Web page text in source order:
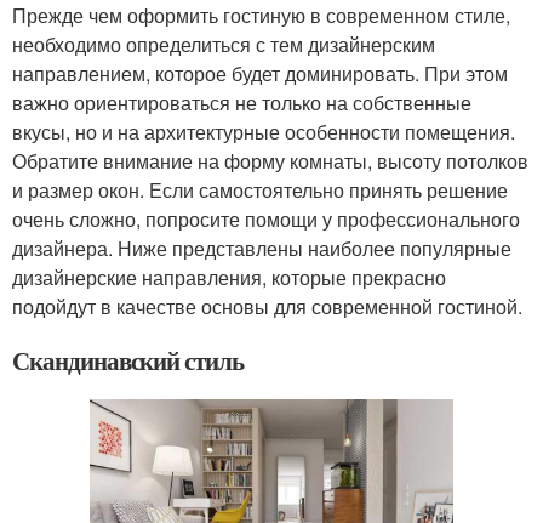
Прежде чем оформить гостиную в современном стиле,
необходимо определиться с тем дизайнерским
направлением, которое будет доминировать. При этом
важно ориентироваться не только на собственные
вкусы, но и на архитектурные особенности помещения.
Обратите внимание на форму комнаты, высоту потолков
и размер окон. Если самостоятельно принять решение
очень сложно, попросите помощи у профессионального
дизайнера. Ниже представлены наиболее популярные
дизайнерские направления, которые прекрасно
подойдут в качестве основы для современной гостиной.
Скандинавский стиль